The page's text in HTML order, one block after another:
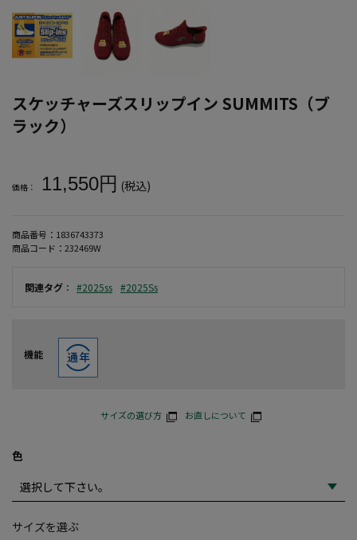
スケッチャーズスリップイン SUMMITS（ブ
ラック）
価格： 11,550円 (税込)
商品番号： 1836743373
商品コード： 232469W
関連タグ ： #2025ss #2025Ss
機能
サイズの選び方 お直しについて
色
サイズを選ぶ